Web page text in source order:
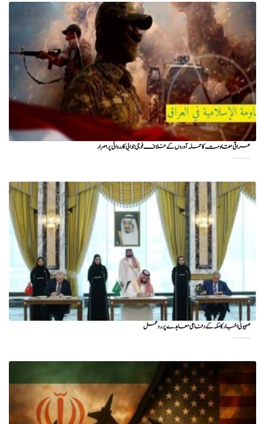
عراقی مقاومت کا حملہ آوروں کے خلاف فوجی جوابی کارروائی پر اصرار
صہیونی اخبار کا مکہ کے دفاعی معاہدے پر ردعمل